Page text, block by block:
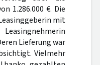
1.286.000 €. Die
mit
Lieferung war
Vielmehr